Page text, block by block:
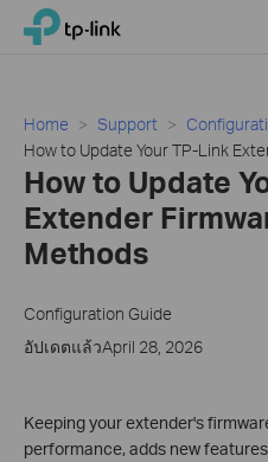
Click
navigation
TP-Link, Reliably Smart
Home Support
How to Update Your TP-Link
How to Update
Extender
Methods
Configuration Guide
อัปเดตแล้วApril 28, 2026
Keeping your extender's
performance, adds new